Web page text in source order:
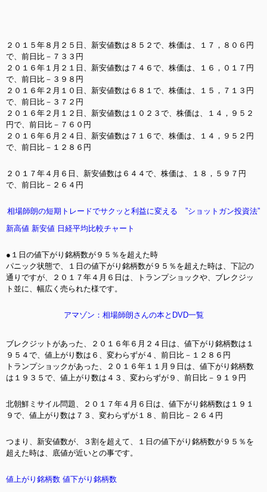
２０１５年８月２５日、新安値数は８５２で、株価は、１７，８０６円
で、前日比－７３３円
２０１６年１月２１日、新安値数は７４６で、株価は、１６，０１７円
で、前日比－３９８円
２０１６年２月１０日、新安値数は６８１で、株価は、１５，７１３円
で、前日比－３７２円
２０１６年２月１２日、新安値数は１０２３で、株価は、１４，９５２
円で、前日比－７６０円
２０１６年６月２４日、新安値数は７１６で、株価は、１４，９５２円
で、前日比－１２８６円
２０１７年４月６日、新安値数は６４４で、株価は、１８，５９７円
で、前日比－２６４円
相場師朗の短期トレードでサクッと利益に変える ”ショットガン投資法”
新高値 新安値 日経平均比較チャート
●１日の値下がり銘柄数が９５％を超えた時
パニック状態で、１日の値下がり銘柄数が９５％を超えた時は、下記の
通りですが、２０１７年４月６日は、トランプショックや、ブレクジッ
ト並に、幅広く売られた様です。
アマゾン：相場師朗さんの本とDVD一覧
ブレクジットがあった、２０１６年６月２４日は、値下がり銘柄数は１
９５４で、値上がり数は６、変わらずが４、前日比－１２８６円
トランプショックがあった、２０１６年１１月９日は、値下がり銘柄数
は１９３５で、値上がり数は４３、変わらずが９、前日比－９１９円
北朝鮮ミサイル問題、２０１７年４月６日は、値下がり銘柄数は１９１
９で、値上がり数は７３、変わらずが１８、前日比－２６４円
つまり、新安値数が、３割を超えて、１日の値下がり銘柄数が９５％を
超えた時は、底値が近いとの事です。
値上がり銘柄数 値下がり銘柄数